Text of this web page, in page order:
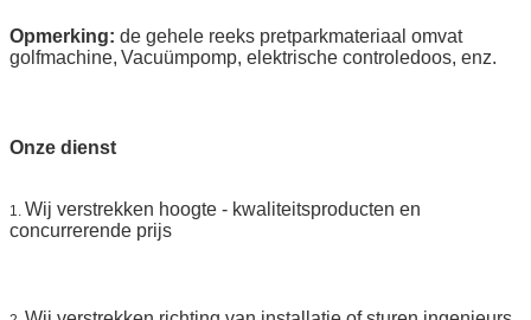
Opmerking: de gehele reeks pretparkmateriaal omvat
golfmachine, Vacuümpomp, elektrische controledoos, enz.
Onze dienst
1. Wij verstrekken hoogte - kwaliteitsproducten en
concurrerende prijs